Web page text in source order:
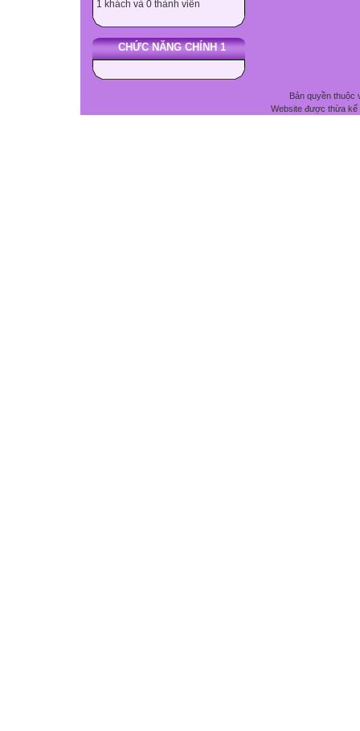
1 khách và 0 thành viên
CHỨC NĂNG CHÍNH 1
Bản quyền thuộc
Website được thừa